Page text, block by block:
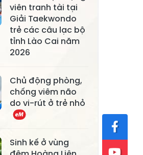
Xã Phong Dụ
Hạ
Xã Lâm Giang
Xã Tân Hợp
Xã Xuân Ái
viên tranh tài tại
Giải Taekwondo
trẻ các câu lạc bộ
tỉnh Lào Cai năm
2026
Chủ động phòng,
chống viêm não
do vi-rút ở trẻ nhỏ
Sinh kế ở vùng